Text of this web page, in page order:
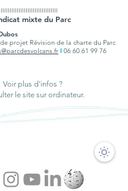
mixte du Parc
projet Révision de la charte du Parc
I 06 60 61 99 76
Voir plus d'infos ?
le site sur ordinateur.